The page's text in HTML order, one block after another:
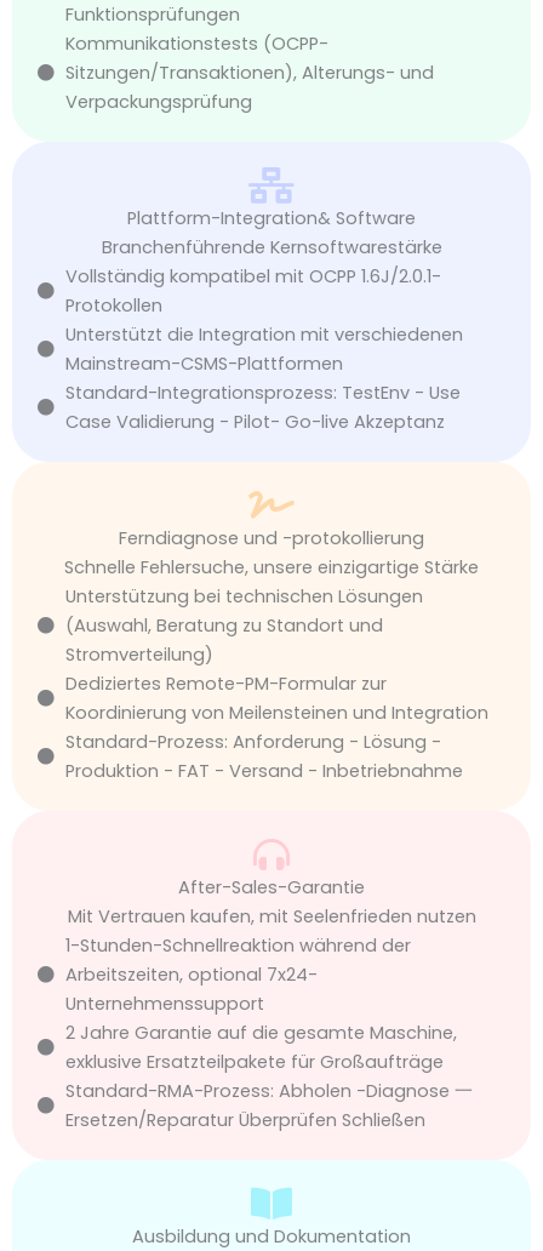
Funktionsprüfungen
Kommunikationstests (OCPP-
Sitzungen/Transaktionen), Alterungs- und
Verpackungsprüfung
Plattform-Integration& Software
Branchenführende Kernsoftwarestärke
Vollständig kompatibel mit OCPP 1.6J/2.0.1-
Protokollen
Unterstützt die Integration mit verschiedenen
Mainstream-CSMS-Plattformen
Standard-Integrationsprozess: TestEnv - Use
Case Validierung - Pilot- Go-live Akzeptanz
Ferndiagnose und -protokollierung
Schnelle Fehlersuche, unsere einzigartige Stärke
Unterstützung bei technischen Lösungen
(Auswahl, Beratung zu Standort und
Stromverteilung)
Dediziertes Remote-PM-Formular zur
Koordinierung von Meilensteinen und Integration
Standard-Prozess: Anforderung - Lösung -
Produktion - FAT - Versand - Inbetriebnahme
After-Sales-Garantie
Mit Vertrauen kaufen, mit Seelenfrieden nutzen
1-Stunden-Schnellreaktion während der
Arbeitszeiten, optional 7x24-
Unternehmenssupport
2 Jahre Garantie auf die gesamte Maschine,
exklusive Ersatzteilpakete für Großaufträge
Standard-RMA-Prozess: Abholen -Diagnose 一
Ersetzen/Reparatur Überprüfen Schließen
Ausbildung und Dokumentation